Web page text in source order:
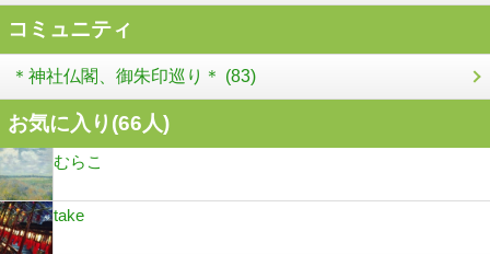
コミュニティ
＊神社仏閣、御朱印巡り＊ (83)
お気に入り(66人)
むらこ
take